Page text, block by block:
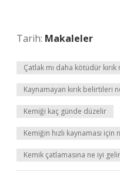
Tarih: Makaleler
Çatlak mı daha kötüdür kırık
Kaynamayan kırık belirtileri
Kemiği kaç günde düzelir
Kemiğin hızlı kaynaması için
Kemik çatlamasına ne iyi gelir